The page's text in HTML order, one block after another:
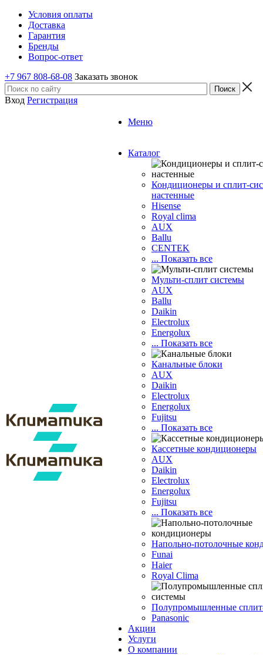
Условия оплаты
Доставка
Гарантия
Бренды
Вопрос-ответ
+7 967 808-68-08 Заказать звонок
Вход Регистрация
Меню
Каталог
Кондиционеры и сплит-
настенные
Hisense
Royal clima
AUX
Ballu
CENTEK
... Показать все
Мульти-сплит системы
AUX
Ballu
Daikin
Electrolux
Energolux
... Показать все
Канальные блоки
AUX
Dаikin
Electrolux
Energolux
Fujitsu
... Показать все
Кассетные кондиционеры
AUX
Daikin
Electrolux
Energolux
Fujitsu
... Показать все
Напольно-потолочные
Funai
Haier
Royal Clima
Полупромышленные
Panasonic
Акции
Услуги
О компании